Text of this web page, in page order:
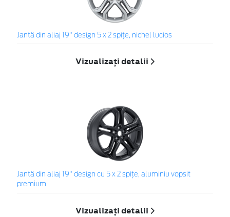
Jantă din aliaj 19" design 5 x 2 spiţe, nichel lucios
Vizualizați detalii
Jantă din aliaj 19" design cu 5 x 2 spițe, aluminiu vopsit
premium
Vizualizați detalii